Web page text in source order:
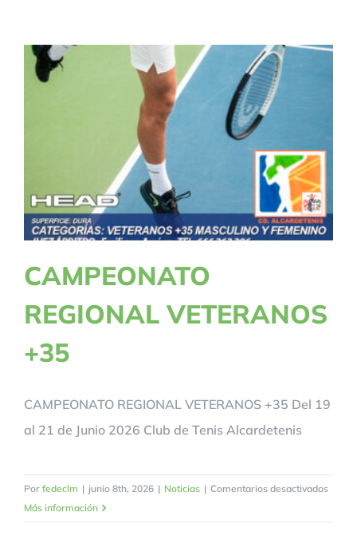
CAMPEONATO
REGIONAL VETERANOS
+35
CAMPEONATO REGIONAL VETERANOS +35 Del 19
al 21 de Junio 2026 Club de Tenis Alcardetenis
Por fedeclm | junio 8th, 2026 | Noticias | Comentarios desactivadosen
Más información